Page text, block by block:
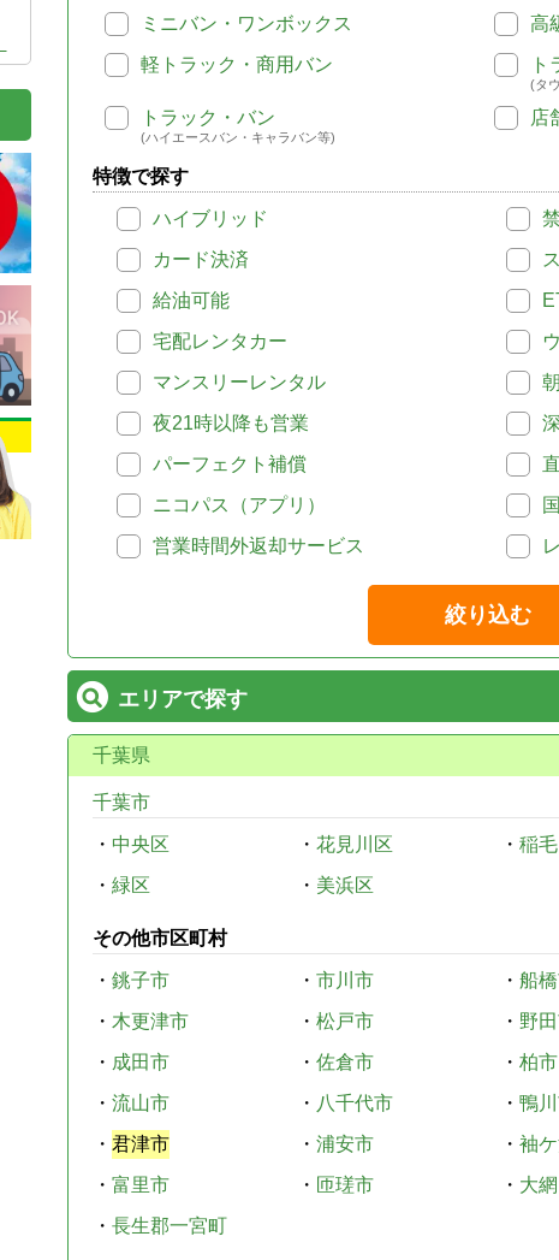
ミニバン・ワンボックス
高
軽トラック・商用バン
ト
(タ
トラック・バン
(ハイエースバン・キャラバン等)
店
特徴で探す
ハイブリッド
カード決済
給油可能
宅配レンタカー
マンスリーレンタル
夜21時以降も営業
パーフェクト補償
ニコパス（アプリ）
営業時間外返却サービス
絞り込む
エリアで探す
千葉県
千葉市
・ 中央区 ・ 花見川区 ・ 稲
・ 緑区 ・ 美浜区
その他市区町村
・ 銚子市 ・ 市川市 ・ 船
・ 木更津市 ・ 松戸市 ・ 野
・ 成田市 ・ 佐倉市 ・ 柏市
・ 流山市 ・ 八千代市 ・ 鴨
・ 君津市 ・ 浦安市 ・ 袖
・ 富里市 ・ 匝瑳市 ・ 大
・ 長生郡一宮町